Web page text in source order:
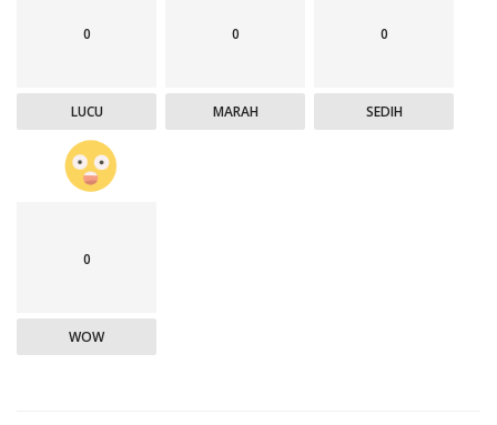
0
LUCU
0
MARAH
0
SEDIH
0
WOW